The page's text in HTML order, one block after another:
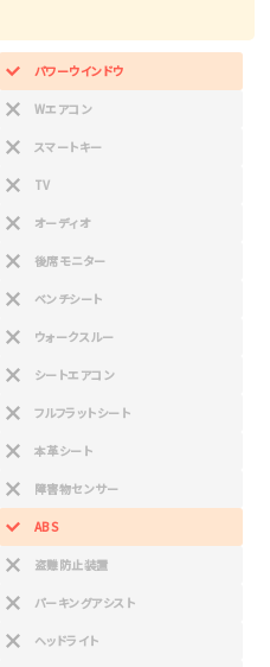
パワーウインドウ
Wエアコン
スマートキー
TV
オーディオ
後席モニター
ベンチシート
ウォークスルー
シートエアコン
フルフラットシート
本革シート
障害物センサー
ABS
盗難防止装置
パーキングアシスト
ヘッドライト